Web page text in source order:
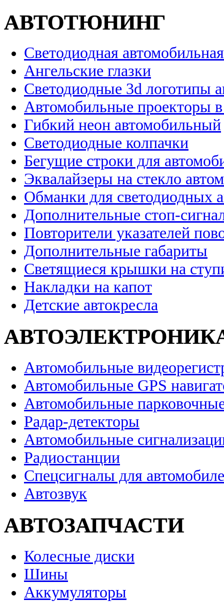
АВТОТЮНИНГ
Светодиодная
Ангельские глазки
Светодиодные 3d логотипы
Автомобильные проекторы
Гибкий неон автомобильный
Светодиодные колпачки
Бегущие строки для
Эквалайзеры на стекло
Обманки для светодиодных
Дополнительные стоп-
Повторители указателей
Дополнительные габариты
Светящиеся крышки на
Накладки на капот
Детские автокресла
Автомобильные
Автомобильные GPS
Автомобильные
Радар-детекторы
Автомобильные
Радиостанции
Спецсигналы для
Автозвук
АВТОЗАПЧАСТИ
Колесные диски
Шины
Аккумуляторы